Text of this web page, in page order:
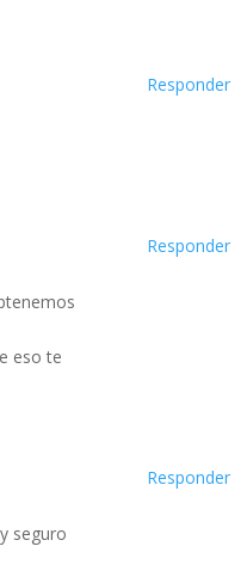
Responder
eso te
Responder
seguro
Responder